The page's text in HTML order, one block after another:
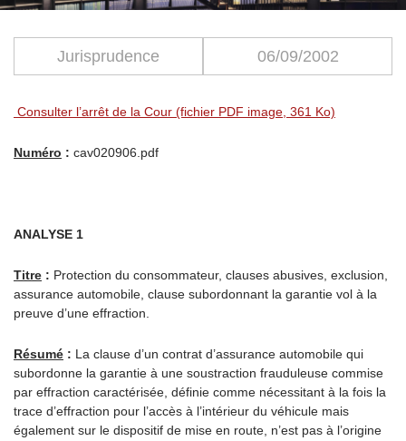
Jurisprudence 06/09/2002
Consulter l’arrêt de la Cour (fichier PDF image, 361 Ko)
Numéro : cav020906.pdf
ANALYSE 1
Titre : Protection du consommateur, clauses abusives, exclusion,
assurance automobile, clause subordonnant la garantie vol à la
preuve d’une effraction.
Résumé : La clause d’un contrat d’assurance automobile qui
subordonne la garantie à une soustraction frauduleuse commise
par effraction caractérisée, définie comme nécessitant à la fois la
trace d’effraction pour l’accès à l’intérieur du véhicule mais
également sur le dispositif de mise en route, n’est pas à l’origine